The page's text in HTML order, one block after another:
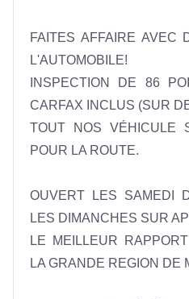
FAITES AFFAIRE AVEC
L'AUTOMOBILE!
INSPECTION DE 86
CARFAX INCLUS (SUR
TOUT NOS VÉHICULE
POUR LA ROUTE.
OUVERT LES SAMEDI
LES DIMANCHES SUR
LE MEILLEUR
LA GRANDE REGION DE